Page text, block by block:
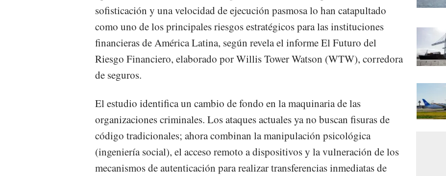
sofisticación y una velocidad de ejecución pasmosa lo han catapultado
como uno de los principales riesgos estratégicos para las instituciones
financieras de América Latina, según revela el informe El Futuro del
Riesgo Financiero, elaborado por Willis Tower Watson (WTW), corredora
de seguros.
El estudio identifica un cambio de fondo en la maquinaria de las
organizaciones criminales. Los ataques actuales ya no buscan fisuras de
código tradicionales; ahora combinan la manipulación psicológica
(ingeniería social), el acceso remoto a dispositivos y la vulneración de los
mecanismos de autenticación para realizar transferencias inmediatas de